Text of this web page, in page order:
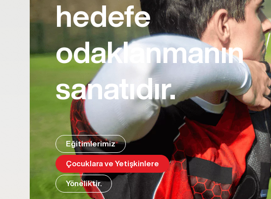
hedefe
odaklanmanın
sanatıdır.
Eğitimlerimiz
Çocuklara ve Yetişkinlere
Yöneliktir.